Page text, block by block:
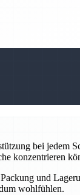
bei jedem
konzentrieren
und
wohlfühlen.